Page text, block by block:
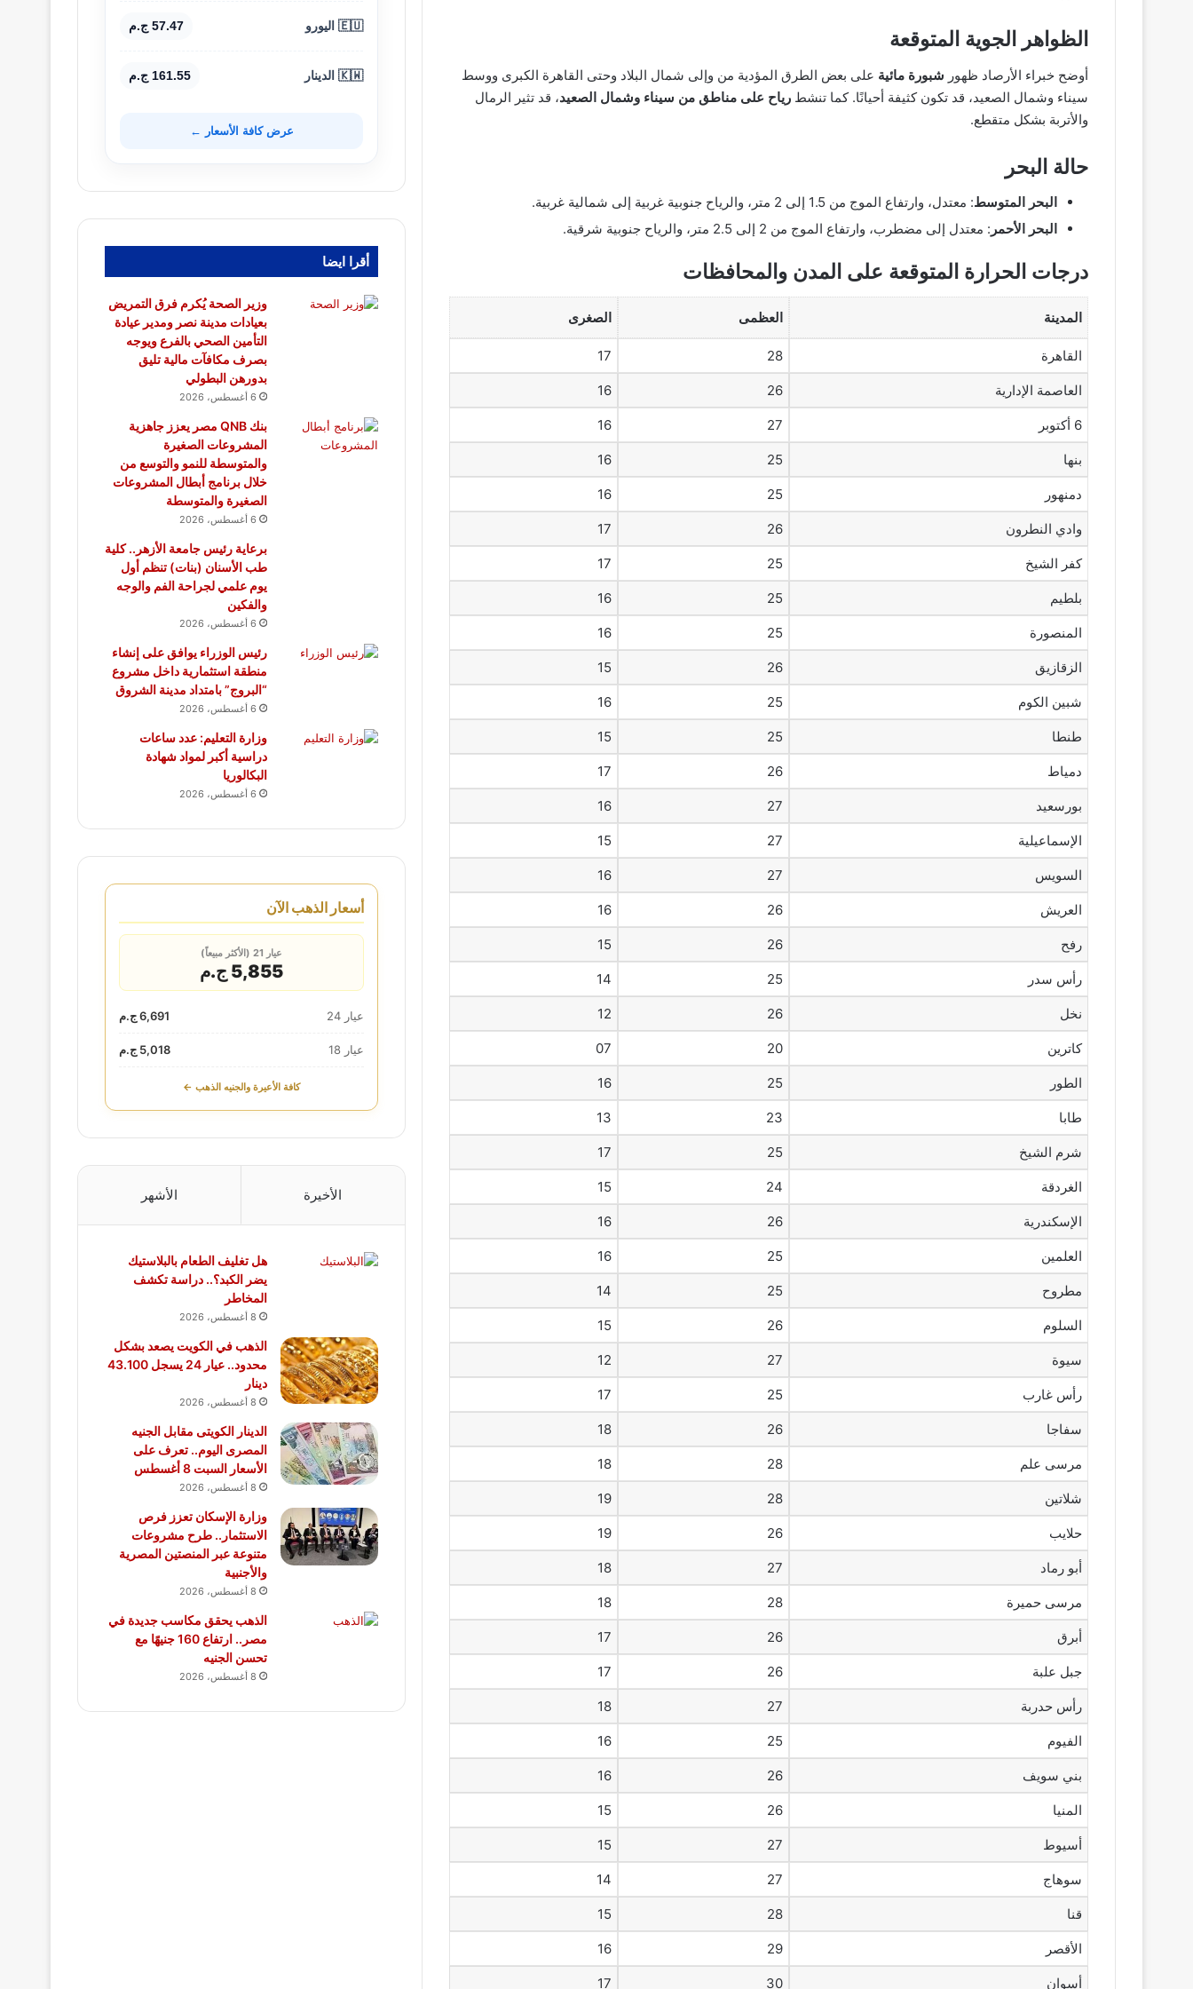
الظواهر الجوية المتوقعة
أوضح خبراء الأرصاد ظهور شبورة مائية على بعض الطرق المؤدية من وإلى شمال البلاد وحتى القاهرة الكبرى ووسط
سيناء وشمال الصعيد، قد تكون كثيفة أحيانًا. كما تنشط رياح على مناطق من سيناء وشمال الصعيد، قد تثير الرمال
والأتربة بشكل متقطع.
حالة البحر
البحر المتوسط: معتدل، وارتفاع الموج من 1.5 إلى 2 متر، والرياح جنوبية غربية إلى شمالية غربية.
البحر الأحمر : معتدل إلى مضطرب، وارتفاع الموج من 2 إلى 2.5 متر، والرياح جنوبية شرقية.
درجات الحرارة المتوقعة على المدن والمحافظات
المدينة العظمى الصغرى
القاهرة 28
17
العاصمة الإدارية 26
16
6 أكتوبر 27
16
بنها 25
16
دمنهور 25
16
وادي النطرون 26
17
كفر الشيخ 25
17
بلطيم 25
16
المنصورة 25
16
الزقازيق 26
15
شبين الكوم 25
16
طنطا 25
15
دمياط 26
17
بورسعيد 27
16
الإسماعيلية 27
15
السويس 27
16
العريش 26
16
رفح 26
15
رأس سدر 25
14
نخل 26
12
كاترين 20
07
الطور 25
16
طابا 23
13
شرم الشيخ 25
17
الغردقة 24
15
الإسكندرية 26
16
العلمين 25
16
مطروح 25
14
السلوم 26
15
سيوة 27
12
رأس غارب 25
17
سفاجا 26
18
مرسى علم 28
18
شلاتين 28
19
حلايب 26
19
أبو رماد 27
18
مرسى حميرة 28
18
أبرق 26
17
جبل علبة 26
17
رأس حدربة 27
18
الفيوم 25
16
بني سويف 26
16
المنيا 26
15
أسيوط 27
15
سوهاج 27
14
قنا 28
15
الأقصر 29
16
أسوان 30
17
🇪🇺 اليورو 57.47 ج.م
🇰🇼 الدينار 161.55 ج.م
عرض كافة الأسعار ←
أقرا ايضا
وزير الصحة يُكرم فرق التمريض
بعيادات مدينة نصر ومدير عيادة
التأمين الصحي بالفرع ويوجه
بصرف مكافآت مالية تليق
بدورهن البطولي
6 أغسطس، 2026
بنك QNB مصر يعزز جاهزية
المشروعات الصغيرة
والمتوسطة للنمو والتوسع من
خلال برنامج أبطال المشروعات
الصغيرة والمتوسطة
6 أغسطس، 2026
برعاية رئيس جامعة الأزهر.. كلية
طب الأسنان (بنات) تنظم أول
يوم علمي لجراحة الفم والوجه
والفكين
6 أغسطس، 2026
رئيس الوزراء يوافق على إنشاء
منطقة استثمارية داخل مشروع
“البروج” بامتداد مدينة الشروق
6 أغسطس، 2026
وزارة التعليم: عدد ساعات
دراسية أكبر لمواد شهادة
البكالوريا
6 أغسطس، 2026
أسعار الذهب الآن
عيار 21 (الأكثر مبيعاً)
5,855 ج.م
عيار 24 6,691 ج.م
عيار 18 5,018 ج.م
كافة الأعيرة والجنيه الذهب ←
الأخيرة الأشهر
هل تغليف الطعام بالبلاستيك
يضر الكبد؟.. دراسة تكشف
المخاطر
8 أغسطس، 2026
الذهب في الكويت يصعد بشكل
محدود.. عيار 24 يسجل 43.100
دينار
8 أغسطس، 2026
الدينار الكويتى مقابل الجنيه
المصرى اليوم.. تعرف على
الأسعار السبت 8 أغسطس
8 أغسطس، 2026
وزارة الإسكان تعزز فرص
الاستثمار.. طرح مشروعات
متنوعة عبر المنصتين المصرية
والأجنبية
8 أغسطس، 2026
الذهب يحقق مكاسب جديدة في
مصر.. ارتفاع 160 جنيهًا مع
تحسن الجنيه
8 أغسطس، 2026